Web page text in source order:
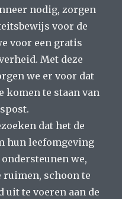
nodig, zorgen
voor de
voor een gratis
Met deze
we er voor dat
komen te staan van
dat het de
hun leefomgeving
we,
ruimen, schoon te
uit te voeren aan de